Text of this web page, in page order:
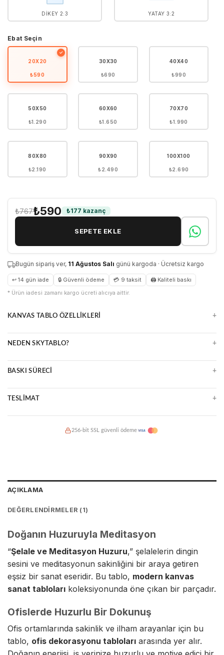
DIKEY 2:3 YATAY 3:2
Ebat Seçin
20X20
₺590
✓
30X30
₺690
40X40
₺990
50X50
₺1.290
60X60
₺1.650
70X70
₺1.990
80X80
₺2.190
90X90
₺2.490
100X100
₺2.690
₺767₺590 ₺177 kazanç
SEPETE EKLE
Bugün sipariş ver, 11 Ağustos Salı günü kargoda · Ücretsiz kargo
↩ 14 gün iade 🔒 Güvenli ödeme 💳 9 taksit
🖨 Kaliteli baskı
* Ürün iadesi zamanı kargo ücreti alıcıya aittir.
KANVAS TABLO ÖZELLIKLERI +
Çerçeveli veya çerçevesiz seçenekler
Uzun ömürlü ve kolay temizlenir
NEDEN SKYTABLO? +
Ücretsiz kargo, güvenli paketleme
14 gün kolay iade
BASKI SÜRECI +
Çizilmeye karşı dirençli yüzey
TESLIMAT +
Kredi kartına taksit imkanı256-bit SSL güvenli ödeme
AÇIKLAMA
DEĞERLENDIRMELER (1)
Doğanın Huzuruyla Meditasyon
“Şelale ve Meditasyon Huzuru,” şelalelerin dingin
sesini ve meditasyonun sakinliğini bir araya getiren
eşsiz bir sanat eseridir. Bu tablo, modern kanvas
sanat tabloları koleksiyonunda öne çıkan bir parçadır.
Ofislerde Huzurlu Bir Dokunuş
Ofis ortamlarında sakinlik ve ilham arayanlar için bu
tablo, ofis dekorasyonu tabloları arasında yer alır.